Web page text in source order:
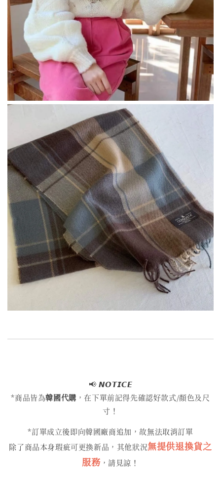
📢 𝙉𝙊𝙏𝙄𝘾𝙀
*商品皆為韓國代購 ，在下單前記得先確認好款式/顏色及尺
寸！
*訂單成立後即向韓國廠商追加，故無法取消訂單
除了商品本身瑕疵可更換新品，其他狀況無提供退換貨之
服務，請見諒！